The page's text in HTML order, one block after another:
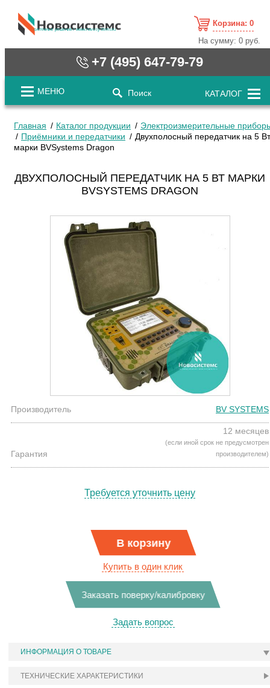
cистемные решения / www.novosystems.ru
Корзина: 0
На сумму:0 руб.
+7 (495) 647-79-79
МЕНЮ Поиск КАТАЛОГ
Главная Каталог продукции
Электроизмерительные
Приёмники и передатчики
Двухполосный передатчик на 5 Вт
марки BVSystems Dragon
ДВУХПОЛОСНЫЙ ПЕРЕДАТЧИК НА 5 ВТ МАРКИ
BVSYSTEMS DRAGON
Производитель BV SYSTEMS
Гарантия
12 месяцев
(если иной срок не предусмотрен
производителем)
Требуется уточнить цену
В корзину
Купить в один клик
Заказать поверку/калибровку
Задать вопрос
ИНФОРМАЦИЯ О ТОВАРЕ
ТЕХНИЧЕСКИЕ ХАРАКТЕРИСТИКИ